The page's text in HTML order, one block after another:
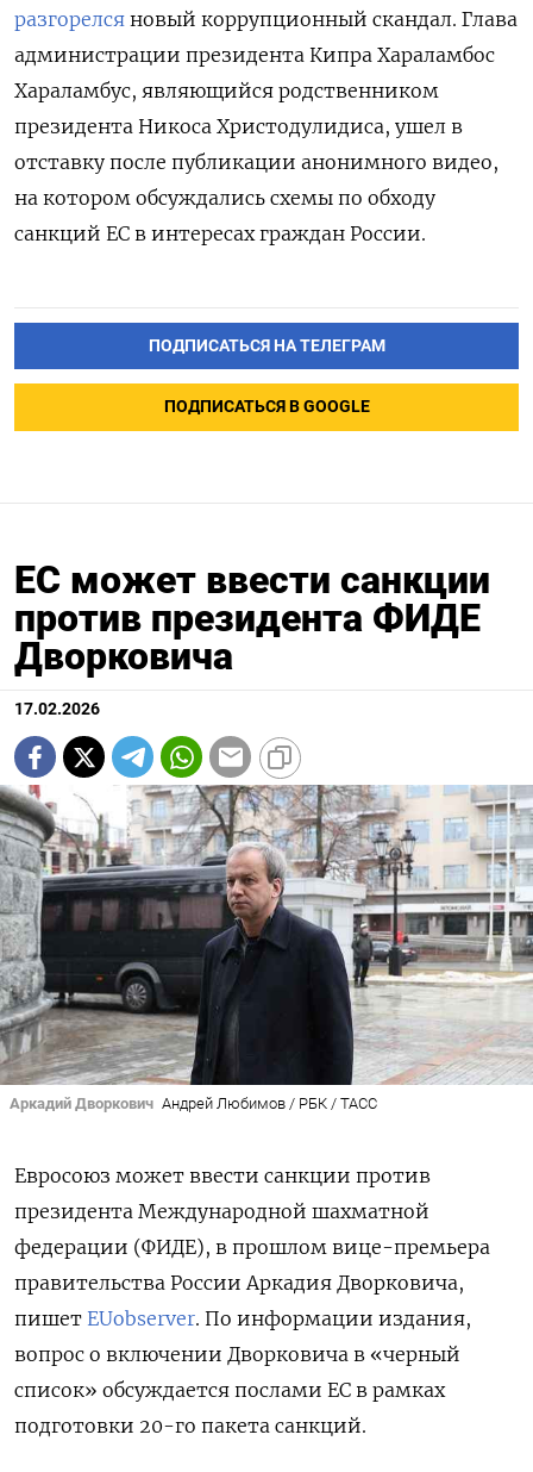
разгорелся новый коррупционный скандал. Глава
администрации президента Кипра Хараламбос
Хараламбус, являющийся родственником
президента Никоса Христодулидиса, ушел в
отставку после публикации анонимного видео,
на котором обсуждались схемы по обходу
санкций ЕС в интересах граждан России.
ПОДПИСАТЬСЯ НА ТЕЛЕГРАМ
ПОДПИСАТЬСЯ В GOOGLE
ЕС может ввести санкции
против президента ФИДЕ
Дворковича
17.02.2026
Аркадий Дворкович Андрей Любимов / РБК / ТАСС
Евросоюз может ввести санкции против
президента Международной шахматной
федерации (ФИДЕ), в прошлом вице-премьера
правительства России Аркадия Дворковича,
пишет EUobserver. По информации издания,
вопрос о включении Дворковича в «черный
список» обсуждается послами ЕС в рамках
подготовки 20-го пакета санкций.